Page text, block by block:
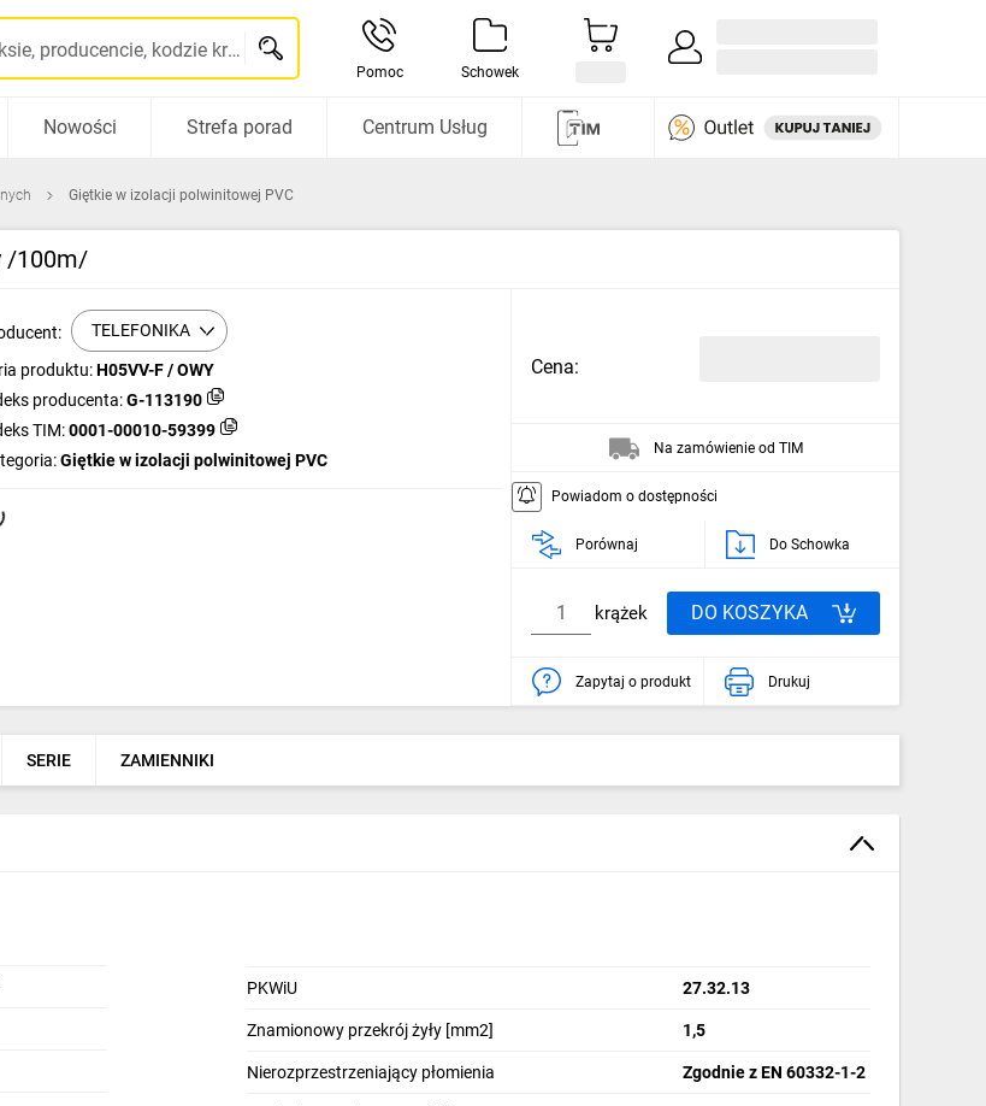
Szukaj po nazwie, indeksie, producencie, kodzie kreskowym...
Pomoc Schowek
Nowości Strefa porad Centrum Usług
Giętkie w izolacji polwinitowej PVC
/100m/
TELEFONIKA
produktu:H05VV-F / OWY
producenta:G-113190
TIM:0001-00010-59399
Giętkie w izolacji polwinitowej PVC
Cena:
Na zamówienie od TIM
Powiadom o dostępności
Porównaj Do Schowka
krążek DO KOSZYKA
Zapytaj o produkt Drukuj
SERIE ZAMIENNIKI
PKWiU 27.32.13
Znamionowy przekrój żyły [mm2] 1,5
Nierozprzestrzeniający płomienia Zgodnie z EN 60332-1-2